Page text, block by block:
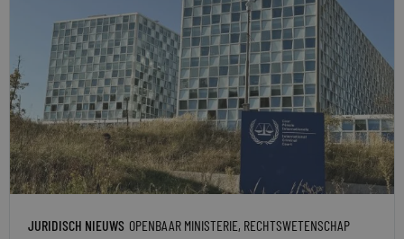
JURIDISCH NIEUWS OPENBAAR MINISTERIE, RECHTSWETENSCHAP